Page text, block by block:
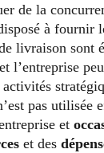
de la
à fournir
livraison sont
l’entreprise
pas utilisée
et
et des